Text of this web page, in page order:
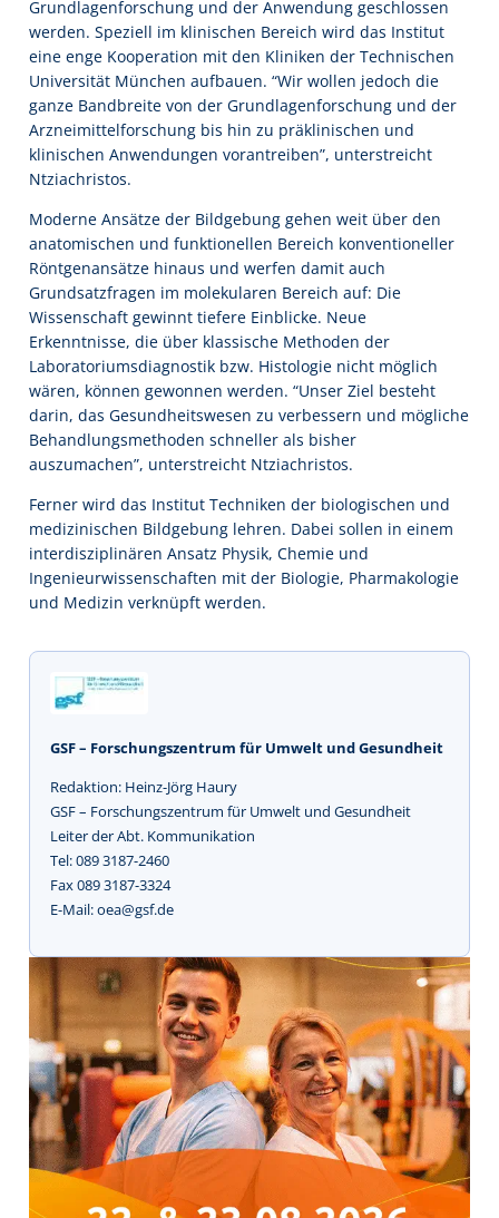
Grundlagenforschung und der Anwendung geschlossen
werden. Speziell im klinischen Bereich wird das Institut
eine enge Kooperation mit den Kliniken der Technischen
Universität München aufbauen. “Wir wollen jedoch die
ganze Bandbreite von der Grundlagenforschung und der
Arzneimittelforschung bis hin zu präklinischen und
klinischen Anwendungen vorantreiben”, unterstreicht
Ntziachristos.
Moderne Ansätze der Bildgebung gehen weit über den
anatomischen und funktionellen Bereich konventioneller
Röntgenansätze hinaus und werfen damit auch
Grundsatzfragen im molekularen Bereich auf: Die
Wissenschaft gewinnt tiefere Einblicke. Neue
Erkenntnisse, die über klassische Methoden der
Laboratoriumsdiagnostik bzw. Histologie nicht möglich
wären, können gewonnen werden. “Unser Ziel besteht
darin, das Gesundheitswesen zu verbessern und mögliche
Behandlungsmethoden schneller als bisher
auszumachen”, unterstreicht Ntziachristos.
Ferner wird das Institut Techniken der biologischen und
medizinischen Bildgebung lehren. Dabei sollen in einem
interdisziplinären Ansatz Physik, Chemie und
Ingenieurwissenschaften mit der Biologie, Pharmakologie
und Medizin verknüpft werden.
GSF – Forschungszentrum für Umwelt und Gesundheit
Redaktion: Heinz-Jörg Haury
GSF – Forschungszentrum für Umwelt und Gesundheit
Leiter der Abt. Kommunikation
Tel: 089 3187-2460
Fax 089 3187-3324
E-Mail: oea@gsf.de